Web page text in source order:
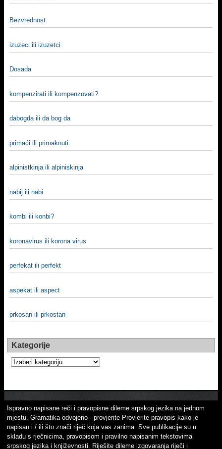
Bezvrednost
izuzeci ili izuzetci
Dosada
kompenzirati ili kompenzovati?
dabogda ili da bog da
primaći ili primaknuti
alpinistkinja ili alpiniskinja
nabij ili nabi
kombi ili konbi?
koronavirus ili korona virus
perfekat ili perfekt
aspekat ili aspect
prkosan ili prkostan
Kategorije
Kategorije
Ispravno napisane reči i pravopisne dileme srpskog jezika na jednom
mjestu. Gramatika odvojeno - provjerite Provjerite pravopis kako je
napisan i / ili što znači riječ koja vas zanima. Sve publikacije su u
skladu s rječnicima, pravopisom i pravilno napisanim tekstovima
srpskog jezika i književnosti. Riješite dileme izgovaranja riječi i